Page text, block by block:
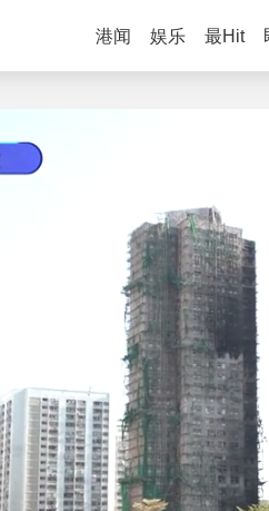
港闻 娱乐 最Hit